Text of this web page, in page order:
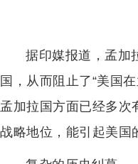
据印媒报道，孟加
国，从而阻止了“美国
孟加拉国方面已经多次
战略地位，能引起美国